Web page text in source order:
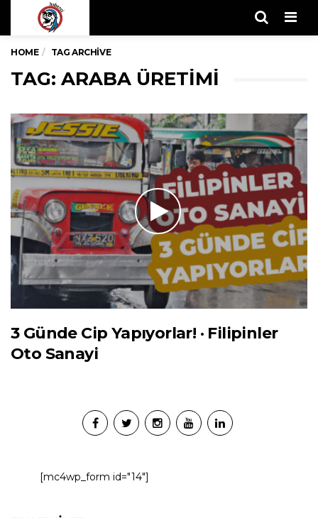
HOME TAG ARCHIVE
TAG: ARABA ÜRETIMI
3 Günde Cip Yapıyorlar! · Filipinler
Oto Sanayi
[mc4wp_form id="14"]